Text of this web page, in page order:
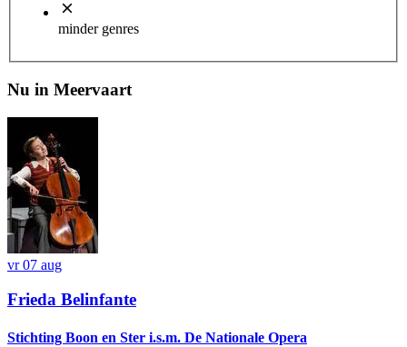
minder genres
Nu in Meervaart
vr 07 aug
Frieda Belinfante
Stichting Boon en Ster i.s.m. De Nationale Opera